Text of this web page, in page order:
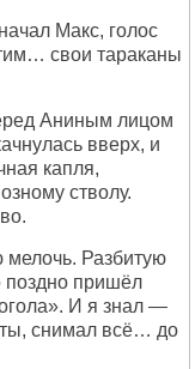
Макс, голос
свои тараканы
Аниным лицом
вверх, и
капля,
стволу.
Разбитую
поздно пришёл
И я знал —
снимал всё… до